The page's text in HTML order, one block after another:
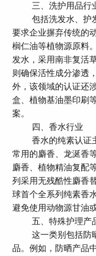
三、洗护用品行
包括洗发水、护发
要求企业摒弃传统的
榈仁油等植物源原料
发水，采用南非复活
则确保活性成分渗透
外，该领域的认证还
盒、植物基油墨印刷
案。
四、香水行业
香水的纯素认证主
常用的麝香、龙涎香
麝香、植物精油复配
列采用无残酷性麝香
球首个全系列纯素香
避免使用动物源甘油
五、特殊护理产
这一类别包括防晒
品。例如，防晒产品